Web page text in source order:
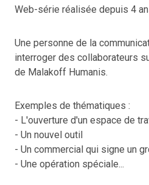
Web-série réalisée depuis 4
Une personne de la
interroger des collaborateurs
de Malakoff Humanis.
Exemples de thématiques :
- L'ouverture d'un espace de
- Un nouvel outil
- Un commercial qui signe un
- Une opération spéciale...